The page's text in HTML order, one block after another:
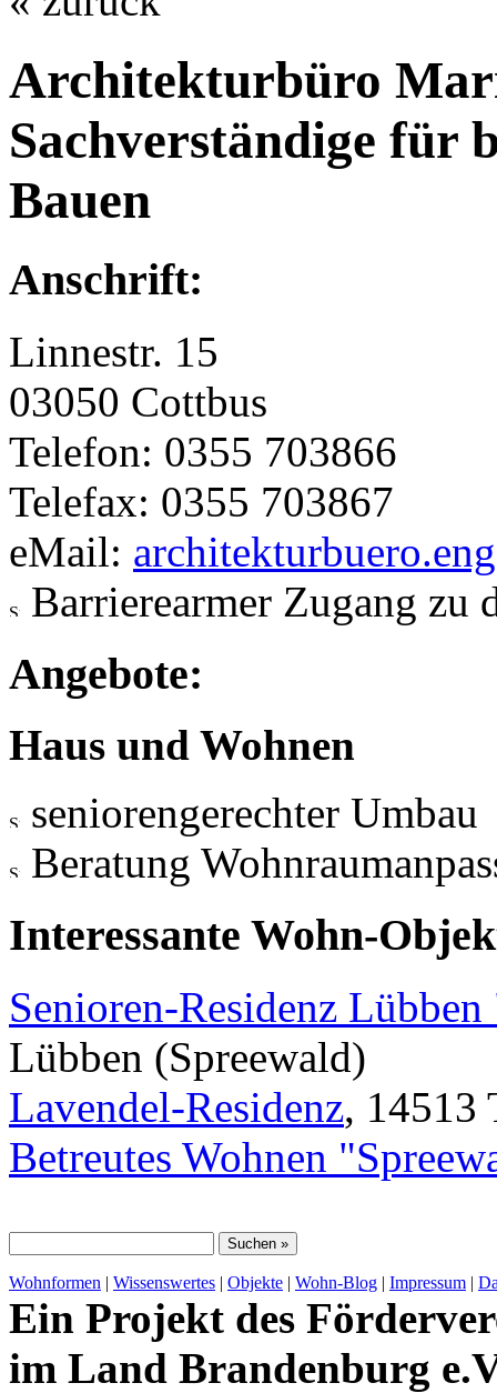
Architekturbüro
Sachverständige für
Bauen
Anschrift:
Linnestr. 15
03050 Cottbus
Telefon: 0355 703866
Telefax: 0355 703867
eMail:
Barrierearmer Zugang zu
Angebote:
Haus und Wohnen
seniorengerechter Umbau
Beratung
Interessante Wohn-
Senioren-Residenz
Lübben (Spreewald)
Lavendel-Residenz, 14513
Betreutes Wohnen
Wohnformen | Wissenswertes | Objekte | Wohn-Blog | Impressum |
Ein Projekt des
im Land Brandenburg